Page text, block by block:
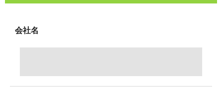
会社名